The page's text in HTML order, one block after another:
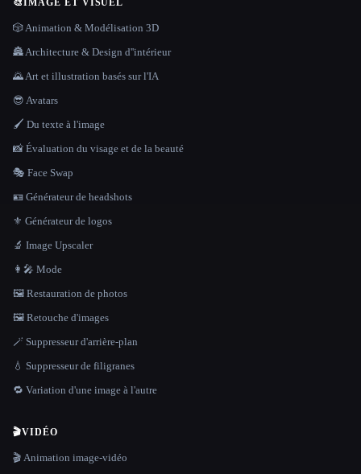
🎲 Animation & Modélisation 3D
🏯 Architecture & Design d''intérieur
🌄 Art et illustration basés sur l'IA
😎 Avatars
🖌️ Du texte à l'image
📸 Évaluation du visage et de la beauté
🎭 Face Swap
🪪 Générateur de headshots
⚜️ Générateur de logos
🔬 Image Upscaler
👩‍🎤 Mode
🖼️ Restauration de photos
🖼️ Retouche d'images
🪄 Suppresseur d'arrière-plan
💧 Suppresseur de filigranes
🔁 Variation d'une image à l'autre
🎬VIDÉO
🎬 Animation image-vidéo